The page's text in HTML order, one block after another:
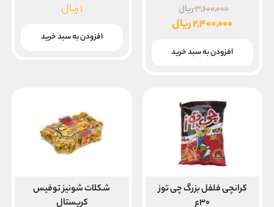
۳,۶۰۰,۰۰۰ریال
اصلی
بود.
۲,۴۰۰,۰۰۰ریال
فعلی
افزودن به سبد خرید
۱ریال
افزودن به سبد خرید
کرانچی فلفل بزرگ چی توز
۳۰ع
شکلات شونیز توفیس
کریستال